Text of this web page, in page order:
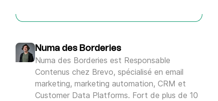
Numa des Borderies
Numa des Borderies est Responsable
Contenus chez Brevo, spécialisé en email
marketing, marketing automation, CRM et
Customer Data Platforms. Fort de plus de 10